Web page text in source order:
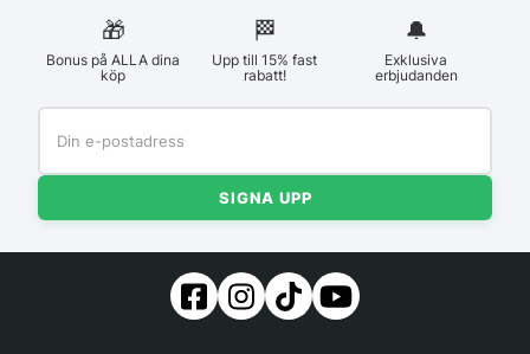
🎁
Bonus på ALLA dina
köp
🏁︎
Upp till 15% fast
rabatt!
🔔
Exklusiva
erbjudanden
SIGNA UPP